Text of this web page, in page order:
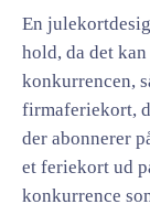
En
hold, da det
konkurrencen,
firmaferiekort,
der abonnerer
et feriekort ud
konkurrence